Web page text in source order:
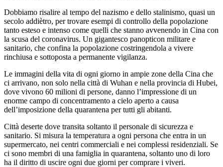
Dobbiamo risalire al tempo del nazismo e dello stalinismo, quasi un
secolo addiètro, per trovare esempi di controllo della popolazione
tanto esteso e intenso come quelli che stanno avvenendo in Cina con
la scusa del coronavirus. Un gigantesco panopticon militare e
sanitario, che confina la popolazione costringendola a vivere
rinchiusa e sottoposta a permanente vigilanza.
Le immagini della vita di ogni giorno in ampie zone della Cina che
ci arrivano, non solo nella città di Wuhan e nella provincia di Hubei,
dove vivono 60 milioni di persone, danno l’impressione di un
enorme campo di concentramento a cielo aperto a causa
dell’imposizione della quarantena per tutti gli abitanti.
Città deserte dove transita soltanto il personale di sicurezza e
sanitario. Si misura la temperatura a ogni persona che entra in un
supermercato, nei centri commerciali e nei complessi residenziali. Se
ci sono membri di una famiglia in quarantena, soltanto uno di loro
ha il diritto di uscire ogni due giorni per comprare i viveri.